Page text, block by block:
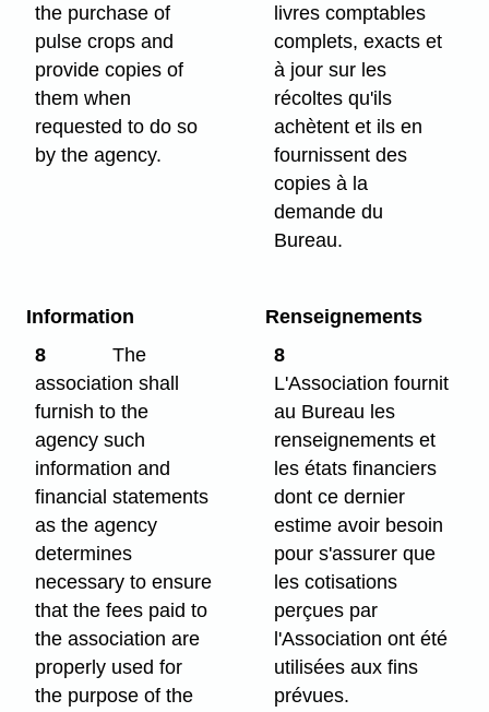
the purchase of
pulse crops and
provide copies of
them when
requested to do so
by the agency.
livres comptables
complets, exacts et
à jour sur les
récoltes qu'ils
achètent et ils en
fournissent des
copies à la
demande du
Bureau.
Information
8
The
association shall
furnish to the
agency such
information and
financial statements
as the agency
determines
necessary to ensure
that the fees paid to
the association are
properly used for
the purpose of the
Renseignements
8
L'Association fournit
au Bureau les
renseignements et
les états financiers
dont ce dernier
estime avoir besoin
pour s'assurer que
les cotisations
perçues par
l'Association ont été
utilisées aux fins
prévues.